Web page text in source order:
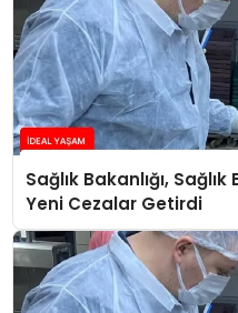
Sağlık Bakanlığı,
Yeni Cezalar Getirdi